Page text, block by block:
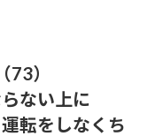
）
ない上に
転をしなくち